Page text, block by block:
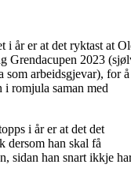
i år er at det ryktast at
Grendacupen 2023
som arbeidsgjevar), for å
romjula saman med
i år er at det det
dersom han skal få
sidan han snart ikkje